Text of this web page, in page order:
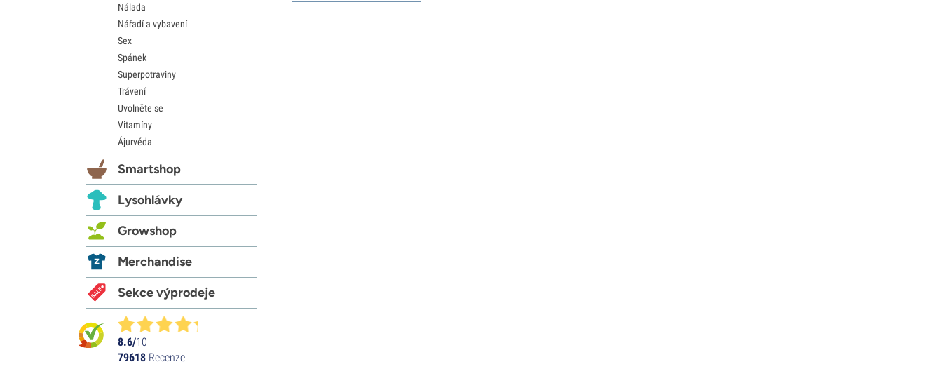
Nálada
Nářadí a vybavení
Sex
Spánek
Superpotraviny
Trávení
Uvolněte se
Vitamíny
Ájurvéda
Smartshop
Lysohlávky
Growshop
Merchandise
Sekce výprodeje
8.6/10
79618 Recenze